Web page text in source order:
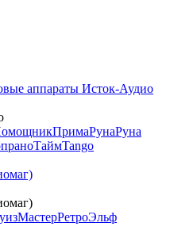
аппараты Исток-Аудио
ПримаРунаРуна
ТаймTango
МастерРетроЭльф